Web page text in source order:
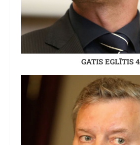
GATIS EGLĪTIS 4